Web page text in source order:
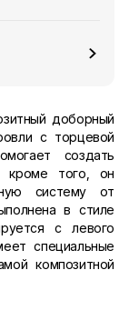
доборный
с торцевой
создать
кроме того, он
систему от
в стиле
с левого
специальные
композитной